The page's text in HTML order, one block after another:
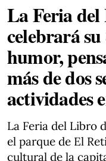
La Feria
celebrará su
humor,
más de dos
actividades
La Feria del Libro
el parque de El
cultural de la